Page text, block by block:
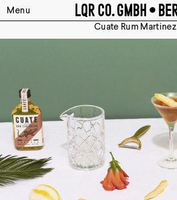
Menu
Cuate Rum Martinez